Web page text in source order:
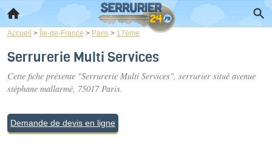
Accueil > Île-de-France > Paris > 17ème
Serrurerie Multi Services
Cette fiche présente "Serrurerie Multi Services", serrurier situé avenue
stéphane mallarmé, 75017 Paris.
Demande de devis en ligne